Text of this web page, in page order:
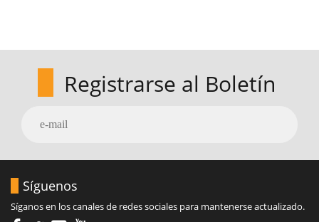
Registrarse al Boletín
Síguenos
Síganos en los canales de redes sociales para mantenerse actualizado.